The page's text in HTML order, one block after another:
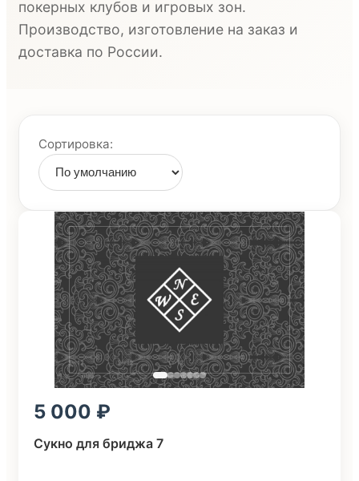
покерных клубов и игровых зон.
Производство, изготовление на заказ и
доставка по России.
Сортировка:
5 000
Сукно для бриджа 7